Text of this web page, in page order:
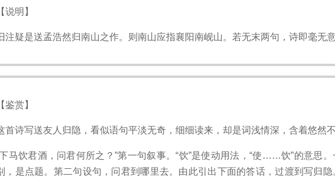
【说明】
旧注疑是送孟浩然归南山之作。则南山应指襄阳南岘山。若无末两句，诗即毫无
【鉴赏】
首诗写送友人归隐，看似语句平淡无奇，细细读来，却是词浅情深，含着悠然
马饮君酒，问君何所之？”第一句叙事。“饮”是使动用法，“使……饮”的意思
，是点题。第二句设句，问君到哪里去。由此引出下面的答话，过渡到写归